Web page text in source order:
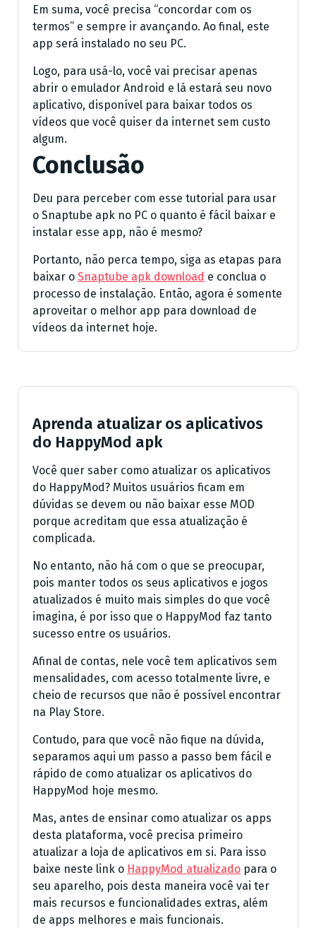
Em suma, você precisa “concordar com os
termos” e sempre ir avançando. Ao final, este
app será instalado no seu PC.
Logo, para usá-lo, você vai precisar apenas
abrir o emulador Android e lá estará seu novo
aplicativo, disponível para baixar todos os
vídeos que você quiser da internet sem custo
algum.
Conclusão
Deu para perceber com esse tutorial para usar
o Snaptube apk no PC o quanto é fácil baixar e
instalar esse app, não é mesmo?
Portanto, não perca tempo, siga as etapas para
baixar o Snaptube apk download e conclua o
processo de instalação. Então, agora é somente
aproveitar o melhor app para download de
vídeos da internet hoje.
Aprenda atualizar os aplicativos
do HappyMod apk
Você quer saber como atualizar os aplicativos
do HappyMod? Muitos usuários ficam em
dúvidas se devem ou não baixar esse MOD
porque acreditam que essa atualização é
complicada.
No entanto, não há com o que se preocupar,
pois manter todos os seus aplicativos e jogos
atualizados é muito mais simples do que você
imagina, é por isso que o HappyMod faz tanto
sucesso entre os usuários.
Afinal de contas, nele você tem aplicativos sem
mensalidades, com acesso totalmente livre, e
cheio de recursos que não é possível encontrar
na Play Store.
Contudo, para que você não fique na dúvida,
separamos aqui um passo a passo bem fácil e
rápido de como atualizar os aplicativos do
HappyMod hoje mesmo.
Mas, antes de ensinar como atualizar os apps
desta plataforma, você precisa primeiro
atualizar a loja de aplicativos em si. Para isso
baixe neste link o HappyMod atualizado para o
seu aparelho, pois desta maneira você vai ter
mais recursos e funcionalidades extras, além
de apps melhores e mais funcionais.